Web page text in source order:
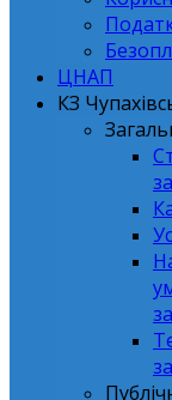
ЦНАП
КЗ